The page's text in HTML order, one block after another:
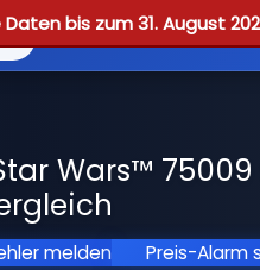
bis zum 31. August
Reviews
Wars™
melden Preis-Alarm